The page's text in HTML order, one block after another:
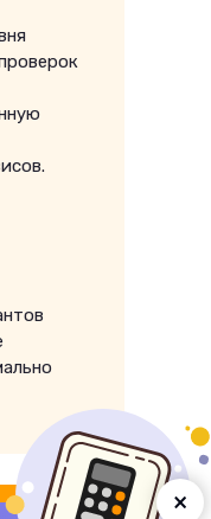
×